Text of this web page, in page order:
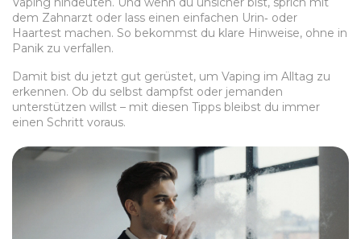
dem Zahnarzt oder lass einen einfachen Urin‑ oder
Haartest machen. So bekommst du klare Hinweise, ohne in
Panik zu verfallen.
Damit bist du jetzt gut gerüstet, um Vaping im Alltag zu
erkennen. Ob du selbst dampfst oder jemanden
unterstützen willst – mit diesen Tipps bleibst du immer
einen Schritt voraus.